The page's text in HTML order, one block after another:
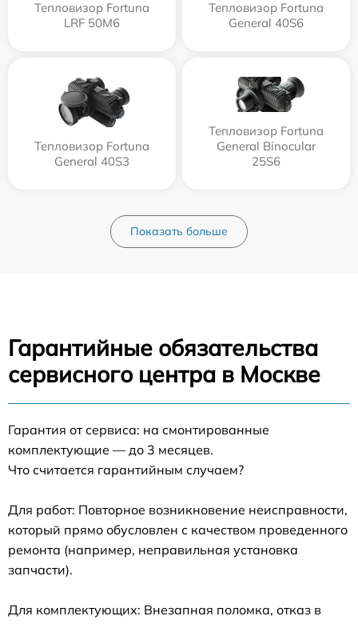
Тепловизор Fortuna
LRF 50M6
Тепловизор Fortuna
General 40S6
Тепловизор Fortuna
General 40S3
Тепловизор Fortuna
General Binocular
25S6
Показать больше
Гарантийные обязательства
сервисного центра в Москве
Гарантия от сервиса: на смонтированные
комплектующие — до 3 месяцев.
Что считается гарантийным случаем?
Для работ: Повторное возникновение неисправности,
который прямо обусловлен с качеством проведенного
ремонта (например, неправильная установка
запчасти).
Для комплектующих: Внезапная поломка, отказ в